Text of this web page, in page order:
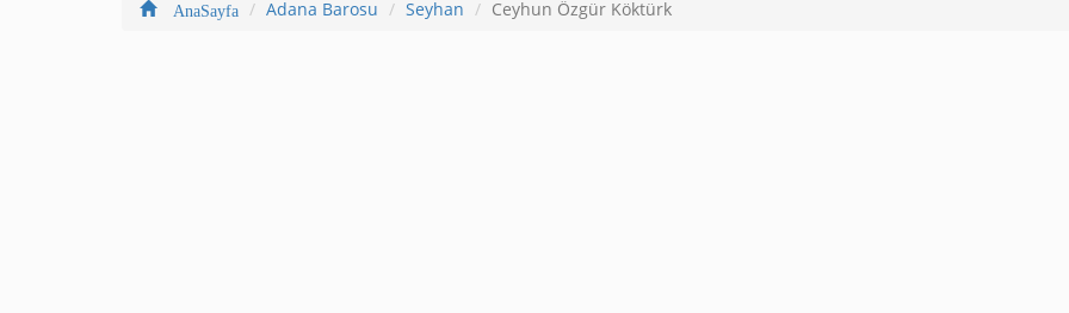
AnaSayfa Adana Barosu Seyhan Ceyhun Özgür Köktürk